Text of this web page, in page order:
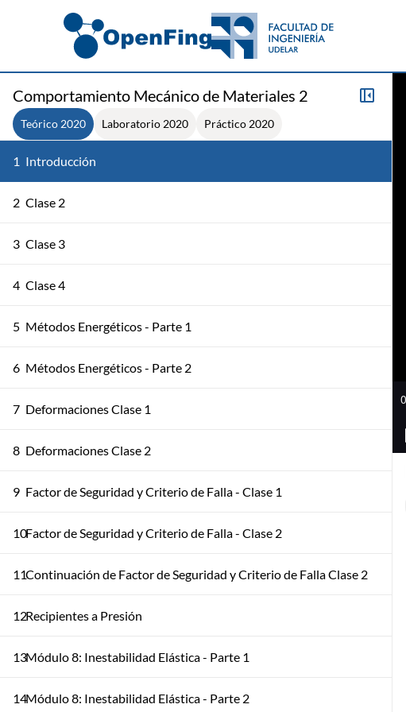
Comportamiento Mecánico de Materiales 2
Teórico 2020 Laboratorio 2020 Práctico 2020
1 Introducción
2 Clase 2
3 Clase 3
4 Clase 4
5 Métodos Energéticos - Parte 1
6 Métodos Energéticos - Parte 2
7 Deformaciones Clase 1
8 Deformaciones Clase 2
9 Factor de Seguridad y Criterio de Falla - Clase 1
10Factor de Seguridad y Criterio de Falla - Clase 2
11Continuación de Factor de Seguridad y Criterio de Falla Clase 2
12Recipientes a Presión
13Módulo 8: Inestabilidad Elástica - Parte 1
14Módulo 8: Inestabilidad Elástica - Parte 2